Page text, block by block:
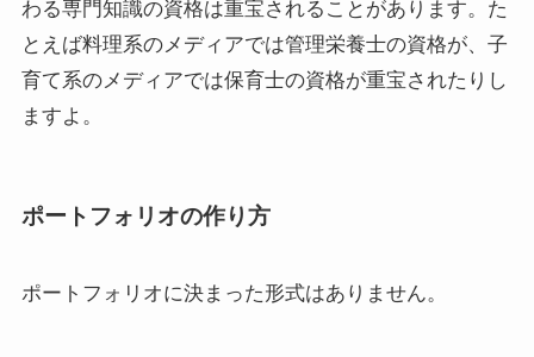
わる専門知識の資格は重宝されることがあります。た
とえば料理系のメディアでは管理栄養士の資格が、子
育て系のメディアでは保育士の資格が重宝されたりし
ますよ。
ポートフォリオの作り方
ポートフォリオに決まった形式はありません。